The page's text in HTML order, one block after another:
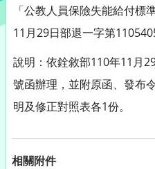
「公教人員保險失能給付標
11月29日部退一字第
說明：依銓敘部110年11月
號函辦理，並附原函、發布
明及修正對照表各1份。
相關附件